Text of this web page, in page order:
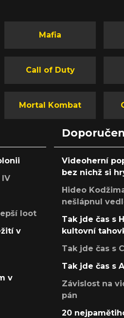
Mafia
Call of Duty
Mortal Kombat
loot
v
v
Videoherní
bez nichž si
Hideo
nešlápnul
Tak jde čas s
kultovní
Tak jde čas s
Tak jde čas s
Závislost na
pán
20